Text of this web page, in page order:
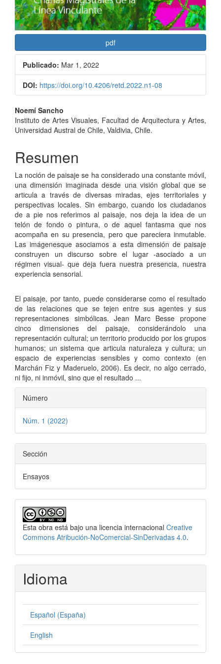
pdf
Publicado: Mar 1, 2022
DOI: https://doi.org/10.4206/retd.2022.n1-08
Contenido
principal
artículo
Noemí Sancho
Instituto de Artes Visuales, Facultad de Arquitectura y Artes,
Universidad Austral de Chile, Valdivia, Chile.
Resumen
La noción de paisaje se ha considerado una constante móvil,
una dimensión imaginada desde una visión global que se
articula a través de diversas miradas, ejes territoriales y
perspectivas locales. Sin embargo, cuando los ciudadanos
de a pie nos referimos al paisaje, nos deja la idea de un
telón de fondo o pintura, o de aquel fantasma que nos
acompaña en su presencia, pero que pareciera inmutable.
Las imágenesque asociamos a esta dimensión de paisaje
construyen un discurso sobre el lugar -asociado a un
régimen visual- que deja fuera nuestra presencia, nuestra
experiencia sensorial.
El paisaje, por tanto, puede considerarse como el resultado
de las relaciones que se tejen entre sus agentes y sus
representaciones simbólicas. Jean Marc Besse propone
cinco dimensiones del paisaje, considerándolo una
representación cultural; un territorio producido por los grupos
humanos; un sistema que articula naturaleza y cultura; un
espacio de experiencias sensibles y como contexto (en
Marchán Fiz y Maderuelo, 2006). Es decir, no algo cerrado,
ni fijo, ni inmóvil, sino que el resultado ...
Detalles
del
artículo
Número
Núm. 1 (2022)
Sección
Ensayos
Esta obra está bajo una licencia internacional Creative
Commons Atribución-NoComercial-SinDerivadas 4.0.
Idioma
Español (España)
English